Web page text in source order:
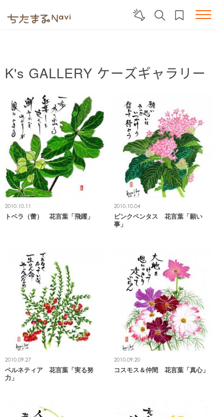
K's GALLERY ケーズギャラリー
2010.10.11
トベラ（蕾） 花言葉「飛躍」
2010.10.04
ピンクペンタス 花言葉「願い
事」
2010.09.27
ペルネティア 花言葉「実る努
力」
2010.09.20
コスモス＆仲間 花言葉「真心」